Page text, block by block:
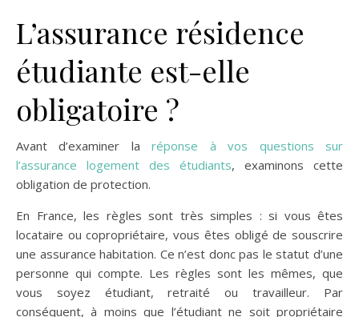
L’assurance résidence
étudiante est-elle
obligatoire ?
Avant d’examiner laréponse à vos questions sur
l’assurance logement des étudiants, examinons cette
obligation de protection.
En France, les règles sont très simples : si vous êtes
locataire ou copropriétaire, vous êtes obligé de souscrire
une assurance habitation. Ce n’est donc pas le statut d’une
personne qui compte. Les règles sont les mêmes, que
vous soyez étudiant, retraité ou travailleur. Par
conséquent, à moins que l’étudiant ne soit propriétaire